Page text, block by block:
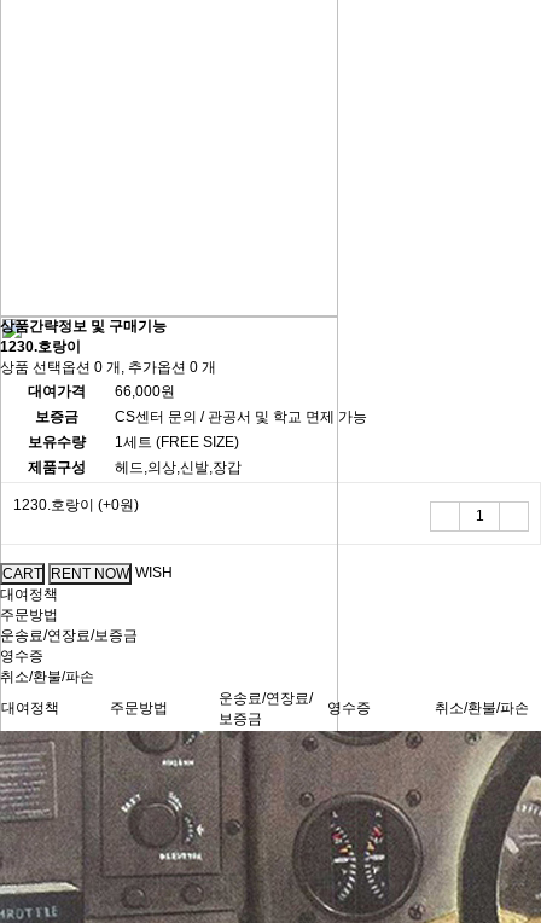
상품간략정보 및 구매기능
1230.호랑이
상품 선택옵션 0 개, 추가옵션 0 개
대여가격
66,000원
보증금
CS센터 문의 / 관공서 및 학교 면제 가능
보유수량
1세트 (FREE SIZE)
제품구성
헤드,의상,신발,장갑
1230.호랑이 (+0원)
WISH
대여정책
주문방법
운송료/연장료/보증금
영수증
취소/환불/파손
대여정책
주문방법
운송료/연장료/
보증금
영수증 취소/환불/파손